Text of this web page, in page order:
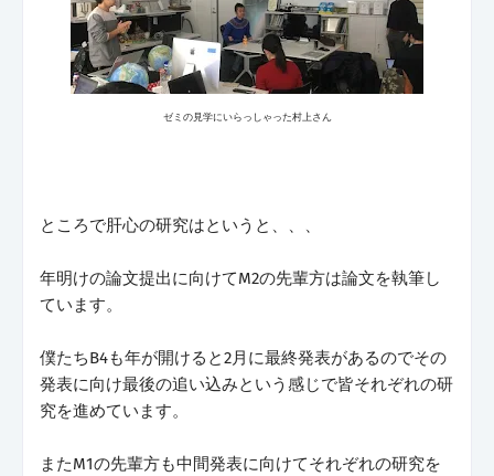
ゼミの見学にいらっしゃった村上さん
ところで肝心の研究はというと、、、
年明けの論文提出に向けてM2の先輩方は論文を執筆し
ています。
僕たちB4も年が開けると2月に最終発表があるのでその
発表に向け最後の追い込みという感じで皆それぞれの研
究を進めています。
またM1の先輩方も中間発表に向けてそれぞれの研究を